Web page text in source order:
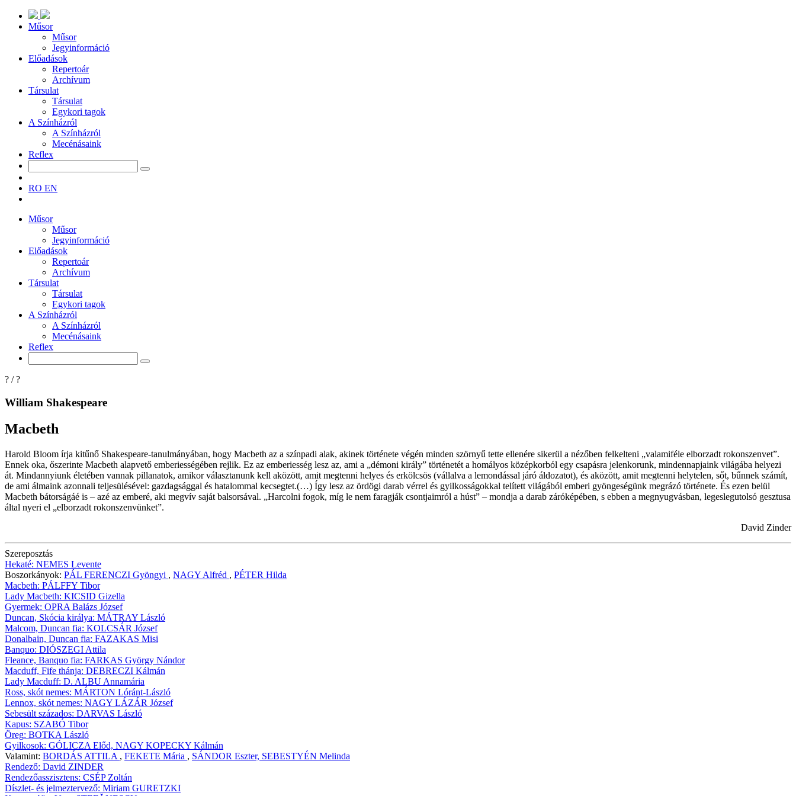
Műsor
Műsor
Jegyinformáció
Előadások
Repertoár
Archívum
Társulat
Társulat
Egykori tagok
A Színházról
A Színházról
Mecénásaink
Reflex
RO EN
Műsor
Műsor
Jegyinformáció
Előadások
Repertoár
Archívum
Társulat
Társulat
Egykori tagok
A Színházról
A Színházról
Mecénásaink
Reflex
? /?
William Shakespeare
Macbeth
Harold Bloom írja kitűnő Shakespeare-tanulmányában, hogy Macbeth az a színpadi alak, akinek története végén minden szörnyű tette ellenére sikerül a nézőben felkelteni „valamiféle elborzadt rokonszenvet”.
Ennek oka, őszerinte Macbeth alapvető emberiességében rejlik. Ez az emberiesség lesz az, ami a „démoni király” történetét a homályos középkorból egy csapásra jelenkorunk, mindennapjaink világába helyezi
át. Mindannyiunk életében vannak pillanatok, amikor választanunk kell aközött, amit megtenni helyes és erkölcsös (vállalva a lemondással járó áldozatot), és aközött, amit megtenni helytelen, sőt, bűnnek számít,
de ami álmaink azonnali teljesülésével: gazdagsággal és hatalommal kecsegtet.(…) Így lesz az ördögi darab vérrel és gyilkosságokkal telített világából emberi gyöngeségünk megrázó története. És ezen belül
Macbeth bátorságáé is – azé az emberé, aki megvív saját balsorsával. „Harcolni fogok, míg le nem faragják csontjaimról a húst” – mondja a darab záróképében, s ebben a megnyugvásban, legeslegutolsó gesztusa
által nyeri el „elborzadt rokonszenvünket”.
David Zinder
Szereposztás
Hekaté: NEMES Levente
Boszorkányok: PÁL FERENCZI Gyöngyi , NAGY Alfréd , PÉTER Hilda
Macbeth: PÁLFFY Tibor
Lady Macbeth: KICSID Gizella
Gyermek: OPRA Balázs József
Duncan, Skócia királya: MÁTRAY László
Malcom, Duncan fia: KOLCSÁR József
Donalbain, Duncan fia: FAZAKAS Misi
Banquo: DIÓSZEGI Attila
Fleance, Banquo fia: FARKAS György Nándor
Macduff, Fife thánja: DEBRECZI Kálmán
Lady Macduff: D. ALBU Annamária
Ross, skót nemes: MÁRTON Lóránt-László
Lennox, skót nemes: NAGY LÁZÁR József
Sebesült százados: DARVAS László
Kapus: SZABÓ Tibor
Öreg: BOTKA László
Gyilkosok: GÓLICZA Előd, NAGY KOPECKY Kálmán
Valamint: BORDÁS ATTILA , FEKETE Mária , SÁNDOR Eszter, SEBESTYÉN Melinda
Rendező: David ZINDER
Rendezőasszisztens: CSÉP Zoltán
Díszlet- és jelmeztervező: Miriam GURETZKI